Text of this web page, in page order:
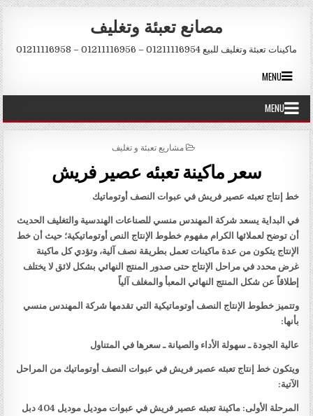
Skip to content
مصانع تعبئة وتغليف
ماكينات تعبئة وتغليف للبيع 01211116954 – 01211116956 – 01211116958
MENU
MENU
POSTED IN
مشاريع تعبئة و تغليف
سعر ماكينة تعبئه عصير فريش
خط إنتاج تعبئه عصير فريش في عبوات النصف أوتوماتيك
في البداية يسعد شركة المهندس منسي للصناعات الهندسية والتغليف الحديث
أن توضح لعملائها الكرام مفهوم خطوط الإنتاج النص أوتوماتيكية؛ حيث أن خط
الإنتاج يتكون من عدة ماكينات تعمل بطريقة نصف آلية، وتؤدي كل ماكينة
غرض محدد في مراحل الإنتاج حتى صدور المنتج النهائي بشكل لائق لا يختلف
إطلاقاً عن شكل المنتج النهائي المعبأ والمغلف آلياً
وتتميز خطوط الإنتاج النصف أوتوماتيكية التي تقدمها شركة المهندس منسي
بأنها:
عالية الجودة ـ سهولة الأداء والصيانة ـ سعرها في المتناول
ويتكون خط إنتاج تعبئه عصير فريش في عبوات النصف أوتوماتيك من المراحل
الآتية:
المرحلة الأولى: ماكينة تعبئه عصير فريش في عبوات موديل موديل 404 دبل